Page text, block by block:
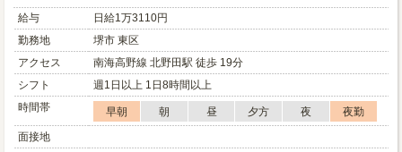
給与
日給1万3110円
勤務地
堺市 東区
アクセス
南海高野線 北野田駅 徒歩 19分
シフト
週1日以上 1日8時間以上
時間帯
早朝 朝 昼 夕方 夜
夜勤
面接地